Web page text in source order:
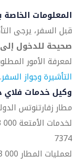
المعلومات الخاصة
قبل السفر، يرجى
صحيحة للدخول إلى
لمعرفة الأمور
التأشيرة وجواز السفر.
وكيل خدمات فلاي
مطار زفارتنوتس
7374
لعمليات المطار 000 493 10 374+